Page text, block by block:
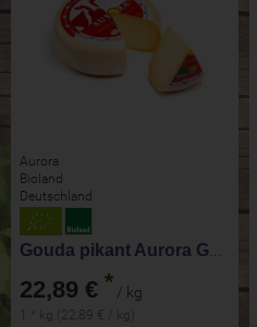
Aurora
Bioland
Deutschland
Gouda pikant Aurora Gold
22,89 € * / kg
1 * kg (22,89 € / kg)